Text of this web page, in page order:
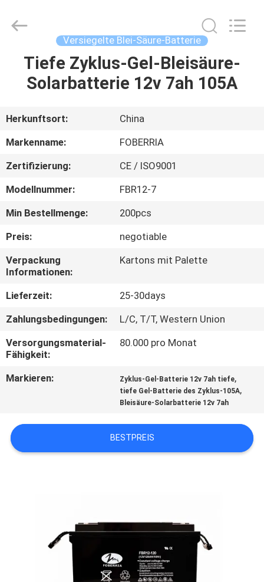
HAUS
VIDEOS
ÜBER
UNS
FABRIK-
AUSFLUG
QUALITÄTSKONTROLLE
TRETEN
SIE
VERBINDUNG
SITEMAP
CO.,LTD..
Versiegelte Blei-Säure-Batterie
Tiefe Zyklus-Gel-Bleisäure-
Solarbatterie 12v 7ah 105A
Herkunftsort:
China
Markenname:
FOBERRIA
Zertifizierung:
CE / ISO9001
Modellnummer:
FBR12-7
Min Bestellmenge:
200pcs
Preis:
negotiable
Verpackung
Informationen:
Kartons mit Palette
Lieferzeit:
25-30days
Zahlungsbedingungen:
L/C, T/T, Western Union
Versorgungsmaterial-
Fähigkeit:
80.000 pro Monat
Markieren: Zyklus-Gel-Batterie 12v 7ah tiefe,
tiefe Gel-Batterie des Zyklus-105A,
Bleisäure-Solarbatterie 12v 7ah
BESTPREIS